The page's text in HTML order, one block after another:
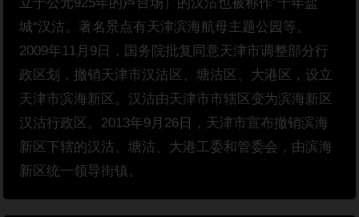
城“汉沽。著名景点有天津滨海航母主题公园等。
2009年11月9日，国务院批复同意天津市调整部分行
政区划，撤销天津市汉沽区、塘沽区、大港区，设立
天津市滨海新区。汉沽由天津市市辖区变为滨海新区
汉沽行政区。2013年9月26日，天津市宣布撤销滨海
新区下辖的汉沽、塘沽、大港工委和管委会，由滨海
新区统一领导街镇。